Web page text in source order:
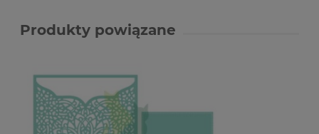
Produkty powiązane